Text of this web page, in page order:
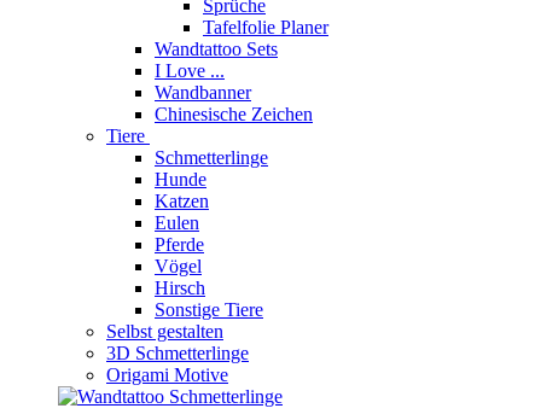
Sprüche
Tafelfolie Planer
Wandtattoo Sets
I Love ...
Wandbanner
Chinesische Zeichen
Tiere
Schmetterlinge
Hunde
Katzen
Eulen
Pferde
Vögel
Hirsch
Sonstige Tiere
Selbst gestalten
3D Schmetterlinge
Origami Motive